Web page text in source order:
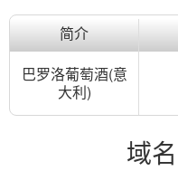
简介
巴罗洛葡萄酒(意
大利)
域